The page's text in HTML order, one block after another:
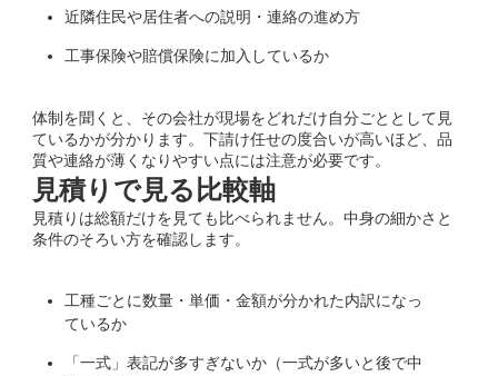
近隣住民や居住者への説明・連絡の進め方
工事保険や賠償保険に加入しているか
体制を聞くと、その会社が現場をどれだけ自分ごととして見
ているかが分かります。下請け任せの度合いが高いほど、品
質や連絡が薄くなりやすい点には注意が必要です。
見積りで見る比較軸
見積りは総額だけを見ても比べられません。中身の細かさと
条件のそろい方を確認します。
工種ごとに数量・単価・金額が分かれた内訳になっ
ているか
「一式」表記が多すぎないか（一式が多いと後で中